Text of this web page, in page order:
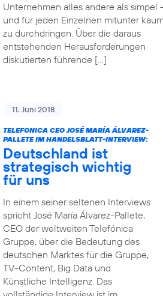
Unternehmen alles andere als simpel
und für jeden Einzelnen mitunter
zu durchdringen. Über die daraus
entstehenden Herausforderungen
diskutierten führende […]
11. Juni 2018
TELEFONICA CEO JOSÉ MARÍA ÁLVAREZ-
PALLETE IM HANDELSBLATT-INTERVIEW:
Deutschland ist
strategisch wichtig
für uns
In einem seiner seltenen Interviews
spricht José María Álvarez-Pallete,
CEO der weltweiten Telefónica
Gruppe, über die Bedeutung des
deutschen Marktes für die Gruppe,
TV-Content, Big Data und
Künstliche Intelligenz. Das